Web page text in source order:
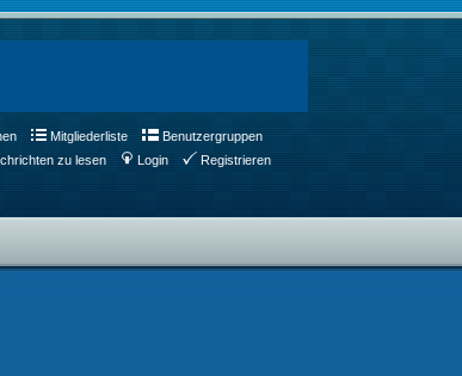
Mitgliederliste
Benutzergruppen
zu lesen Login Registrieren